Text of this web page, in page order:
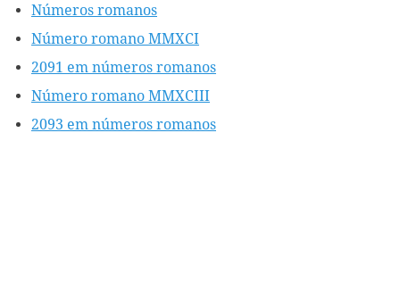
Números romanos
Número romano MMXCI
2091 em números romanos
Número romano MMXCIII
2093 em números romanos